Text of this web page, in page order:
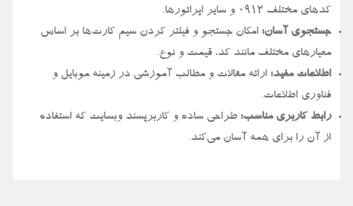
کدهای مختلف ۰۹۱۲ و سایر اپراتورها.
جستجوی آسان: امکان جستجو و فیلتر کردن سیم کارت‌ها بر اساس
معیارهای مختلف مانند کد، قیمت و نوع.
اطلاعات مفید: ارائه مقالات و مطالب آموزشی در زمینه موبایل و
فناوری اطلاعات.
رابط کاربری مناسب: طراحی ساده و کاربرپسند وبسایت که استفاده
از آن را برای همه آسان می‌کند.